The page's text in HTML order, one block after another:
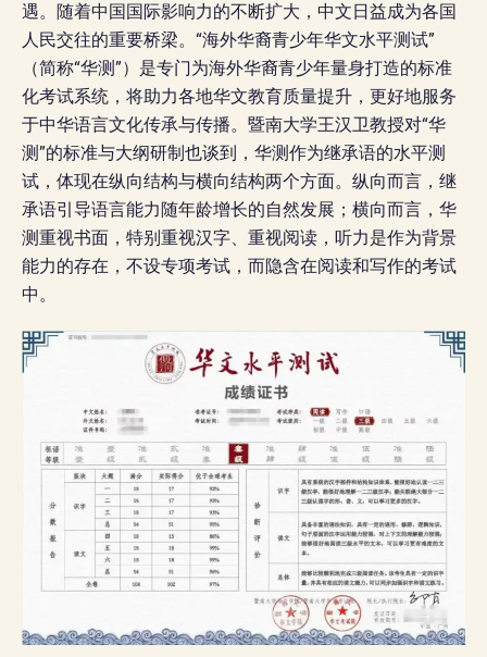
遇。随着中国国际影响力的不断扩大，中文日益成为各国
人民交往的重要桥梁。“海外华裔青少年华文水平测试”
（简称“华测”）是专门为海外华裔青少年量身打造的标准
化考试系统，将助力各地华文教育质量提升，更好地服务
于中华语言文化传承与传播。暨南大学王汉卫教授对“华
测”的标准与大纲研制也谈到，华测作为继承语的水平测
试，体现在纵向结构与横向结构两个方面。纵向而言，继
承语引导语言能力随年龄增长的自然发展；横向而言，华
测重视书面，特别重视汉字、重视阅读，听力是作为背景
能力的存在，不设专项考试，而隐含在阅读和写作的考试
中。